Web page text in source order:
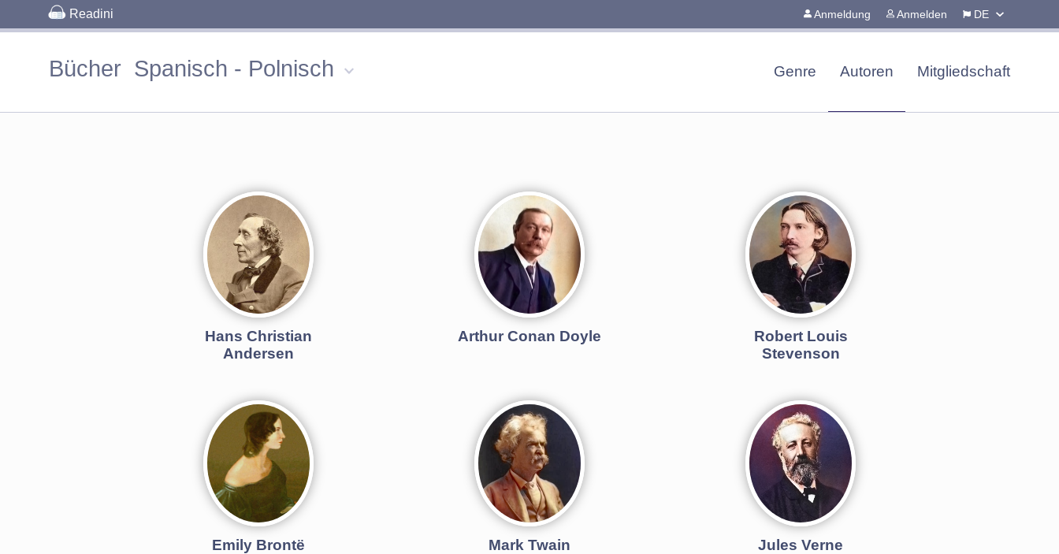
Readini Anmeldung Anmelden DE
Bücher Spanisch - Polnisch Genre Autoren Mitgliedschaft
Hans Christian
Andersen
Arthur Conan Doyle
Robert Louis
Stevenson
Emily Brontë Mark Twain Jules Verne